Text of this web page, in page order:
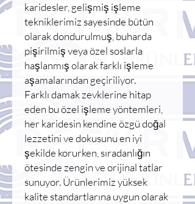
karidesler, gelişmiş işleme
tekniklerimiz sayesinde bütün
olarak dondurulmuş, buharda
pişirilmiş veya özel soslarla
haşlanmış olarak farklı işleme
aşamalarından geçiriliyor.
Farklı damak zevklerine hitap
eden bu özel işleme yöntemleri,
her karidesin kendine özgü doğal
lezzetini ve dokusunu en iyi
şekilde korurken, sıradanlığın
ötesinde zengin ve orijinal tatlar
sunuyor. Ürünlerimiz yüksek
kalite standartlarına uygun olarak